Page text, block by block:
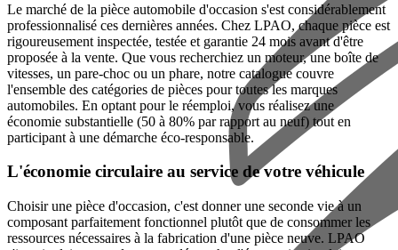
Le marché de la pièce automobile d'occasion s'est considérablement
professionnalisé ces dernières années. Chez LPAO, chaque pièce est
rigoureusement inspectée, testée et garantie 24 mois avant d'être
proposée à la vente. Que vous recherchiez un moteur, une boîte de
vitesses, un pare-choc ou un phare, notre catalogue couvre
l'ensemble des catégories de pièces pour toutes les marques
automobiles. En optant pour le réemploi, vous réalisez une
économie substantielle (50 à 80% par rapport au neuf) tout en
participant à une démarche éco-responsable.
L'économie circulaire au service de votre véhicule
Choisir une pièce d'occasion, c'est donner une seconde vie à un
composant parfaitement fonctionnel plutôt que de consommer les
ressources nécessaires à la fabrication d'une pièce neuve. LPAO